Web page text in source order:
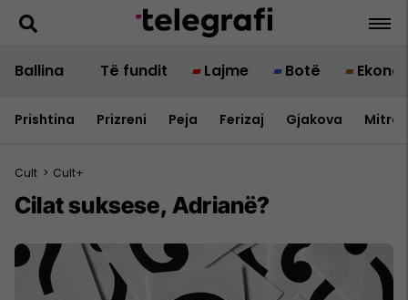
Ballina Të fundit Lajme Botë
Prishtina Prizreni Peja Ferizaj Gjakova
Cult > Cult+
Cilat suksese, Adrianë?